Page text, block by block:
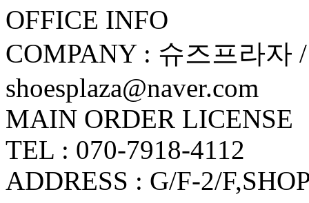
OFFICE INFO
COMPANY : 슈즈프라자
shoesplaza@naver.com
MAIN ORDER LICENSE
TEL : 070-7918-4112
ADDRESS : G/F-2/